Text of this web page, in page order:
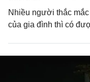
Nhiều người thắc
của gia đình thì có